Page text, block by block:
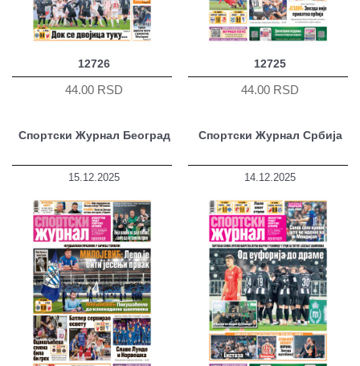
12726
44.00 RSD
12725
44.00 RSD
Спортски Журнал Београд
15.12.2025
Спортски Журнал Србија
14.12.2025